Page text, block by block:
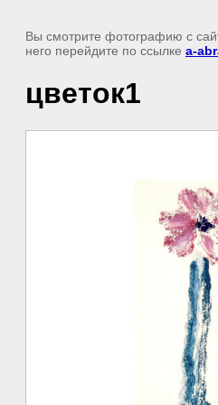
Вы смотрите фотографию с
него перейдите по ссылке a-
цветок1